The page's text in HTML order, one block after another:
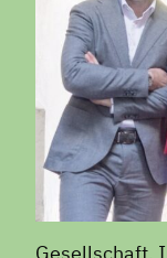
Gesellschaft,